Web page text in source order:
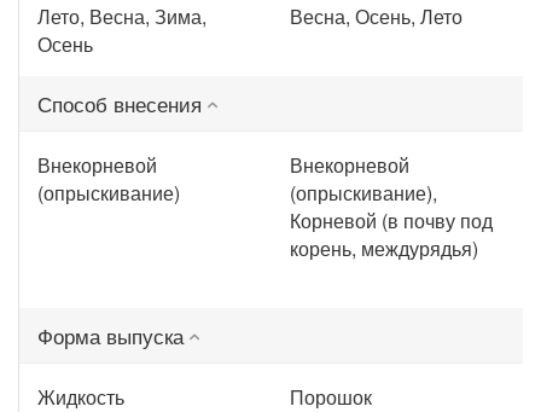
Лето, Весна, Зима,
Осень
Весна, Осень, Лето
Способ внесения
Внекорневой
(опрыскивание)
Внекорневой
(опрыскивание),
Корневой (в почву под
корень, междурядья)
Форма выпуска
Жидкость Порошок